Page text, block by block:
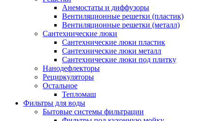
Анемостаты и диффузоры
Вентиляционные решетки (пластик)
Вентиляционные решетки (металл)
Сантехнические люки
Сантехнические люки пластик
Сантехнические люки металл
Сантехнические люки под плитку
Нанодефлекторы
Рециркуляторы
Остальное
Тепломаш
Фильтры для воды
Бытовые системы фильтрации